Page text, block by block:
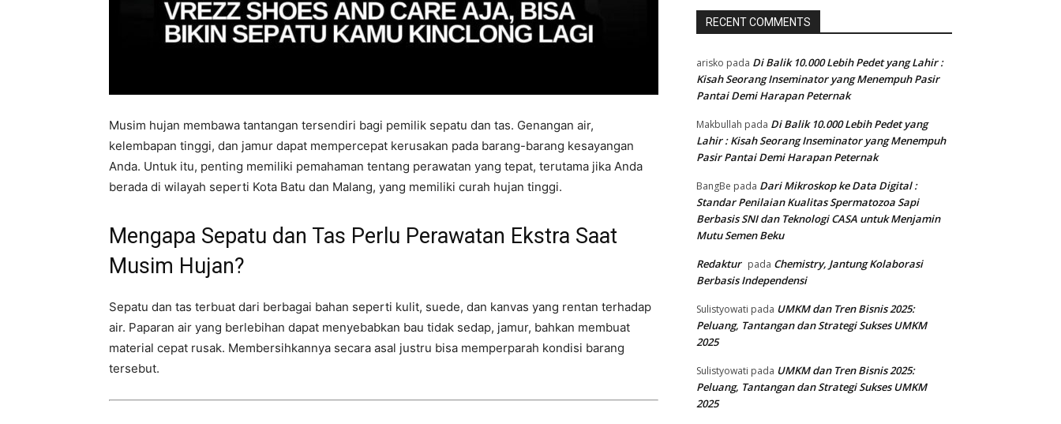
Musim hujan membawa tantangan tersendiri bagi pemilik sepatu dan tas. Genangan air,
kelembapan tinggi, dan jamur dapat mempercepat kerusakan pada barang-barang kesayangan
Anda. Untuk itu, penting memiliki pemahaman tentang perawatan yang tepat, terutama jika Anda
berada di wilayah seperti Kota Batu dan Malang, yang memiliki curah hujan tinggi.
Mengapa Sepatu dan Tas Perlu Perawatan Ekstra Saat
Musim Hujan?
Sepatu dan tas terbuat dari berbagai bahan seperti kulit, suede, dan kanvas yang rentan terhadap
air. Paparan air yang berlebihan dapat menyebabkan bau tidak sedap, jamur, bahkan membuat
material cepat rusak. Membersihkannya secara asal justru bisa memperparah kondisi barang
tersebut.
RECENT COMMENTS
arisko pada Di Balik 10.000 Lebih Pedet yang Lahir :
Kisah Seorang Inseminator yang Menempuh Pasir
Pantai Demi Harapan Peternak
Makbullah pada Di Balik 10.000 Lebih Pedet yang
Lahir : Kisah Seorang Inseminator yang Menempuh
Pasir Pantai Demi Harapan Peternak
BangBe pada Dari Mikroskop ke Data Digital :
Standar Penilaian Kualitas Spermatozoa Sapi
Berbasis SNI dan Teknologi CASA untuk Menjamin
Mutu Semen Beku
Redaktur pada Chemistry, Jantung Kolaborasi
Berbasis Independensi
Sulistyowati pada UMKM dan Tren Bisnis 2025:
Peluang, Tantangan dan Strategi Sukses UMKM
2025
Sulistyowati pada UMKM dan Tren Bisnis 2025:
Peluang, Tantangan dan Strategi Sukses UMKM
2025